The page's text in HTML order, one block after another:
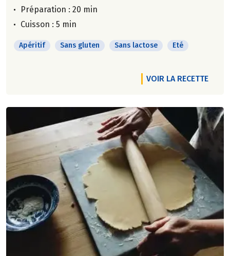
Préparation : 20 min
Cuisson : 5 min
Apéritif Sans gluten Sans lactose Eté
VOIR LA RECETTE